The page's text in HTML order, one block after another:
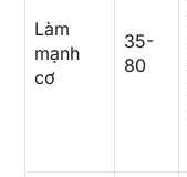
Làm
mạnh
cơ
35-
80